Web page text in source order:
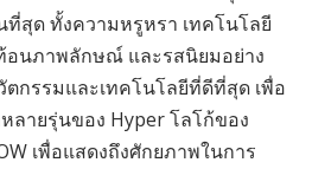
สุด ทั้งความหรูหรา เทคโนโลยี
อนภาพลักษณ์ และรสนิยมอย่าง
กรรมและเทคโนโลยีที่ดีที่สุด เพื่อ
ลายรุ่นของ Hyper โลโก้ของ
เพื่อแสดงถึงศักยภาพในการ